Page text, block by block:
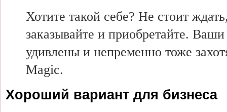
Хотите такой себе? Не стоит
заказывайте и приобретайте. Ваши
удивлены и непременно тоже
Magic.
Хороший вариант для бизнеса